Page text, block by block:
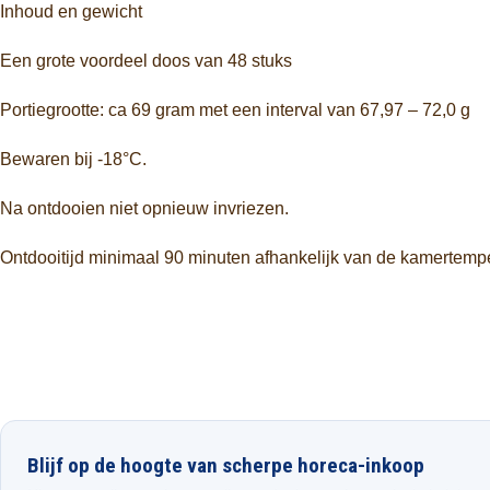
Inhoud en gewicht
Een grote voordeel doos van 48 stuks
Portiegrootte: ca 69 gram met een interval van 67,97 – 72,0 g
Bewaren bij -18°C.
Na ontdooien niet opnieuw invriezen.
Ontdooitijd minimaal 90 minuten afhankelijk van de
Blijf op de hoogte van scherpe horeca-inkoop